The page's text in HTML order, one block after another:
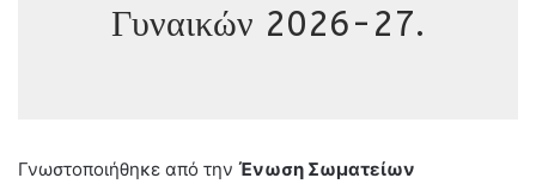
Γυναικών 2026-27.
Γνωστοποιήθηκε από την Ένωση Σωματείων